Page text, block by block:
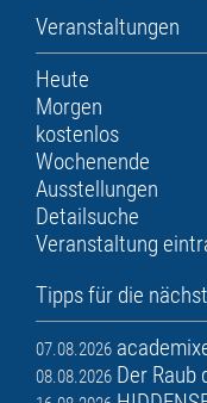
Veranstaltungen
Heute
Morgen
kostenlos
Wochenende
Ausstellungen
Detailsuche
Veranstaltung
Tipps für die
07.08.2026
08.08.2026 Der Raub